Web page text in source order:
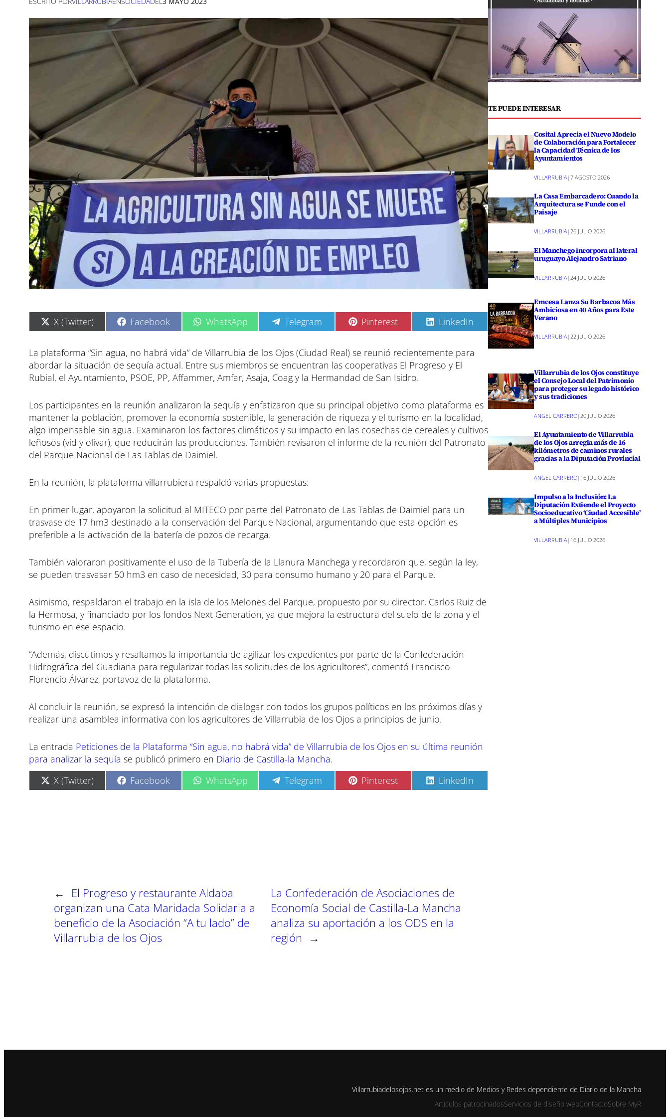
C
o
p
a
r
t
i
e
n
X (Twitter) C
o
p
a
r
t
i
e
n
Facebook C
o
p
a
r
t
i
e
n
WhatsApp C
o
p
a
r
t
i
e
n
Telegram C
o
p
a
r
t
e
n
Pinterest C
o
p
a
r
e
n
LinkedIn
La plataforma “Sin agua, no habrá vida” de Villarrubia de los Ojos (Ciudad Real) se reunió recientemente para
abordar la situación de sequía actual. Entre sus miembros se encuentran las cooperativas El Progreso y El
Rubial, el Ayuntamiento, PSOE, PP, Affammer, Amfar, Asaja, Coag y la Hermandad de San Isidro.
Los participantes en la reunión analizaron la sequía y enfatizaron que su principal objetivo como plataforma es
mantener la población, promover la economía sostenible, la generación de riqueza y el turismo en la localidad,
algo impensable sin agua. Examinaron los factores climáticos y su impacto en las cosechas de cereales y cultivos
leñosos (vid y olivar), que reducirán las producciones. También revisaron el informe de la reunión del Patronato
del Parque Nacional de Las Tablas de Daimiel.
En la reunión, la plataforma villarrubiera respaldó varias propuestas:
En primer lugar, apoyaron la solicitud al MITECO por parte del Patronato de Las Tablas de Daimiel para un
trasvase de 17 hm3 destinado a la conservación del Parque Nacional, argumentando que esta opción es
preferible a la activación de la batería de pozos de recarga.
También valoraron positivamente el uso de la Tubería de la Llanura Manchega y recordaron que, según la ley,
se pueden trasvasar 50 hm3 en caso de necesidad, 30 para consumo humano y 20 para el Parque.
Asimismo, respaldaron el trabajo en la isla de los Melones del Parque, propuesto por su director, Carlos Ruiz de
la Hermosa, y financiado por los fondos Next Generation, ya que mejora la estructura del suelo de la zona y el
turismo en ese espacio.
“Además, discutimos y resaltamos la importancia de agilizar los expedientes por parte de la Confederación
Hidrográfica del Guadiana para regularizar todas las solicitudes de los agricultores”, comentó Francisco
Florencio Álvarez, portavoz de la plataforma.
Al concluir la reunión, se expresó la intención de dialogar con todos los grupos políticos en los próximos días y
realizar una asamblea informativa con los agricultores de Villarrubia de los Ojos a principios de junio.
La entrada Peticiones de la Plataforma “Sin agua, no habrá vida” de Villarrubia de los Ojos en su última reunión
para analizar la sequía se publicó primero en Diario de Castilla-la Mancha.
C
o
X (Twitter) C
o
Facebook C
o
WhatsApp C
o
Telegram C
o
Pinterest C
o
LinkedIn
←
El Progreso y restaurante Aldaba
organizan una Cata Maridada Solidaria a
beneficio de la Asociación “A tu lado” de
Villarrubia de los Ojos
La Confederación de Asociaciones de
Economía Social de Castilla-La Mancha
analiza su aportación a los ODS en la
región →
TE PUEDE INTERESAR
Cosital Aprecia el Nuevo Modelo
de Colaboración para Fortalecer
la Capacidad Técnica de los
Ayuntamientos
VILLARRUBIA |7 AGOSTO 2026
La Casa Embarcadero: Cuando la
Arquitectura se Funde con el
Paisaje
VILLARRUBIA|26 JULIO 2026
El Manchego incorpora al lateral
uruguayo Alejandro Satriano
VILLARRUBIA | 24 JULIO 2026
Emcesa Lanza Su Barbacoa Más
Ambiciosa en 40 Años para Este
Verano
VILLARRUBIA|22 JULIO 2026
Villarrubia de los Ojos constituye
el Consejo Local del Patrimonio
para proteger su legado histórico
y sus tradiciones
ANGEL CARRERO| 20 JULIO 2026
El Ayuntamiento de Villarrubia
de los Ojos arregla más de 16
kilómetros de caminos rurales
gracias a la Diputación Provincial
ANGEL CARRERO| 16 JULIO 2026
Impulso a la Inclusión: La
Diputación Extiende el Proyecto
Socioeducativo ‘Ciudad Accesible’
a Múltiples Municipios
VILLARRUBIA | 16 JULIO 2026
Villarrubiadelosojos.net es un medio de Medios y Redes dependiente de Diario de la Mancha
Artículos patrocinadosServicios de diseño webContactoSobre MyR